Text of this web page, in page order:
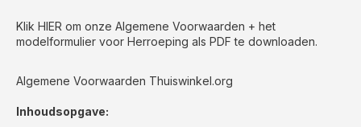
Klik HIER om onze Algemene Voorwaarden + het
modelformulier voor Herroeping als PDF te downloaden.
Algemene Voorwaarden Thuiswinkel.org
Inhoudsopgave: